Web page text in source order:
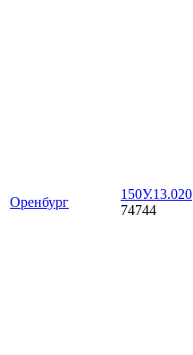
Оренбург
150У.13.020
74744